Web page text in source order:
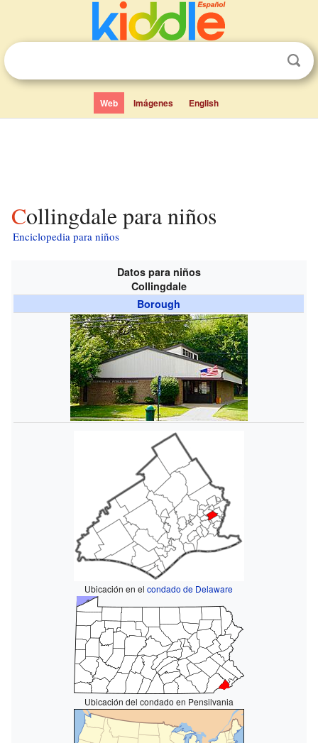
Web Imágenes English
Collingdale para niños
Enciclopedia para niños
Datos para niños
Collingdale
Borough
Ubicación en elcondado de Delaware
Ubicación del condado en Pensilvania